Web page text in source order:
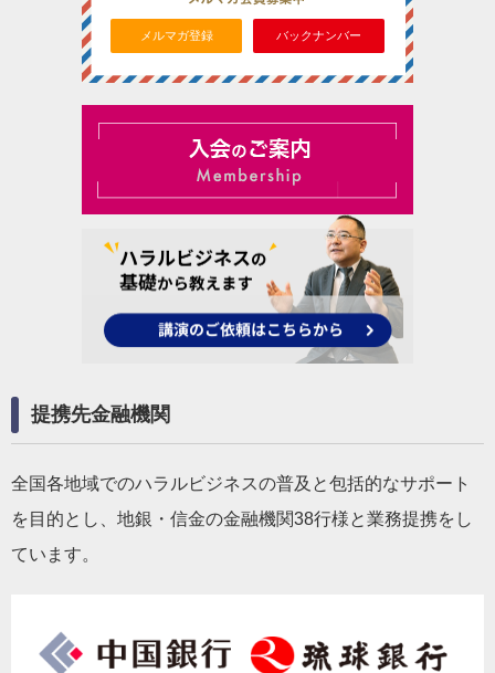
メルマガ登録 バックナンバー
提携先金融機関
全国各地域でのハラルビジネスの普及と包括的なサポート
を目的とし、地銀・信金の金融機関38行様と業務提携をし
ています。